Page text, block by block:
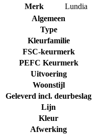
Merk
Lundia
Algemeen
Type
Kleurfamilie
FSC-keurmerk
PEFC Keurmerk
Uitvoering
Woonstijl
Geleverd incl. deurbeslag
Lijn
Kleur
Afwerking